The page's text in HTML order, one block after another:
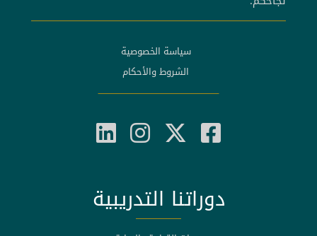
سياسة الخصوصية
الشروط والأحكام
دوراتنا التدريبية